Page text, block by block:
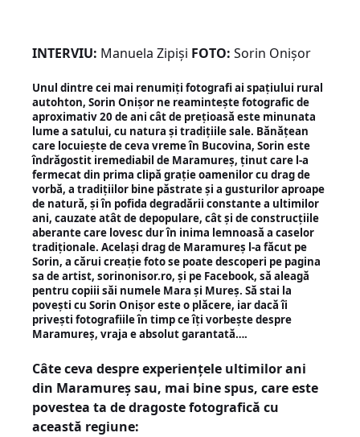
INTERVIU: Manuela Zipiși FOTO: Sorin Onișor
Unul dintre cei mai renumiți fotografi ai spațiului rural
autohton, Sorin Onișor ne reamintește fotografic de
aproximativ 20 de ani cât de prețioasă este minunata
lume a satului, cu natura și tradițiile sale. Bănățean
care locuiește de ceva vreme în Bucovina, Sorin este
îndrăgostit iremediabil de Maramureș, ținut care l-a
fermecat din prima clipă grație oamenilor cu drag de
vorbă, a tradițiilor bine păstrate și a gusturilor aproape
de natură, și în pofida degradării constante a ultimilor
ani, cauzate atât de depopulare, cât și de construcțiile
aberante care lovesc dur în inima lemnoasă a caselor
tradiționale. Același drag de Maramureș l-a făcut pe
Sorin, a cărui creație foto se poate descoperi pe pagina
sa de artist, sorinonisor.ro, și pe Facebook, să aleagă
pentru copiii săi numele Mara și Mureș. Să stai la
povești cu Sorin Onișor este o plăcere, iar dacă îi
privești fotografiile în timp ce îți vorbește despre
Maramureș, vraja e absolut garantată….
Câte ceva despre experiențele ultimilor ani
din Maramureș sau, mai bine spus, care este
povestea ta de dragoste fotografică cu
această regiune: